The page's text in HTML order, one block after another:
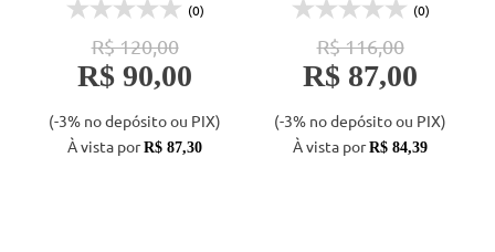
(0)
R$ 120,00
R$ 90,00
(-3% no depósito ou PIX)
À vista porR$ 87,30
(0)
R$ 116,00
R$ 87,00
(-3% no depósito ou PIX)
À vista porR$ 84,39